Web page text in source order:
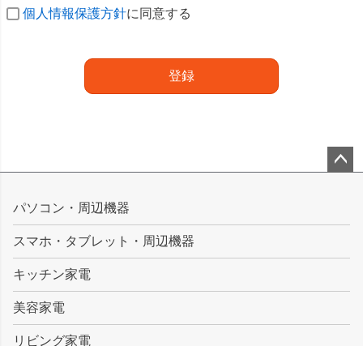
個人情報保護方針に同意する
登録
ップ
パソコン・周辺機器
スマホ・タブレット・周辺機器
キッチン家電
美容家電
リビング家電